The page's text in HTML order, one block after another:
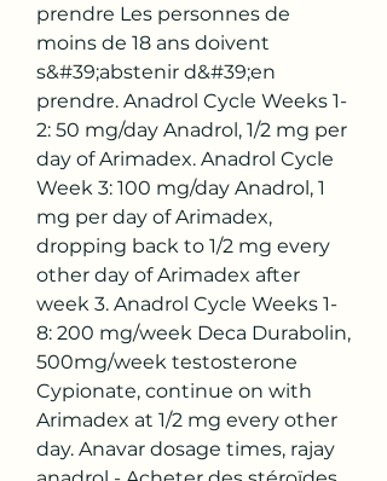
prendre Les personnes de
moins de 18 ans doivent
s&#39;abstenir d&#39;en
prendre. Anadrol Cycle Weeks 1-
2: 50 mg/day Anadrol, 1/2 mg per
day of Arimadex. Anadrol Cycle
Week 3: 100 mg/day Anadrol, 1
mg per day of Arimadex,
dropping back to 1/2 mg every
other day of Arimadex after
week 3. Anadrol Cycle Weeks 1-
8: 200 mg/week Deca Durabolin,
500mg/week testosterone
Cypionate, continue on with
Arimadex at 1/2 mg every other
day. Anavar dosage times, rajay